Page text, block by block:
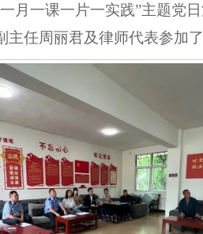
月一课一片一实践”主题党
主任周丽君及律师代表参加了